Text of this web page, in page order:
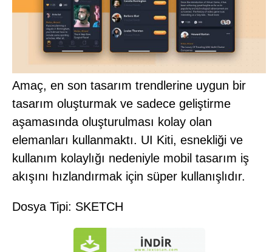
Amaç, en son tasarım trendlerine uygun bir
tasarım oluşturmak ve sadece geliştirme
aşamasında oluşturulması kolay olan
elemanları kullanmaktı. UI Kiti, esnekliği ve
kullanım kolaylığı nedeniyle mobil tasarım iş
akışını hızlandırmak için süper kullanışlıdır.
Dosya Tipi: SKETCH